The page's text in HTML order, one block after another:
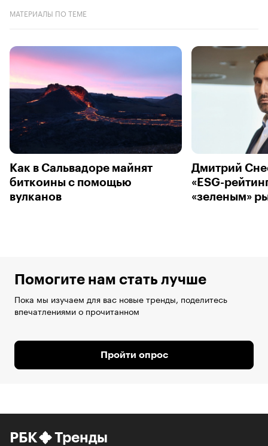
МАТЕРИАЛЫ ПО ТЕМЕ
Как в Сальвадоре майнят
биткоины с помощью
вулканов
Дмитрий
«ESG-
«зеленым»
Помогите нам стать лучше
Пока мы изучаем для вас новые тренды, поделитесь
впечатлениями о прочитанном
Пройти опрос
РБК Тренды